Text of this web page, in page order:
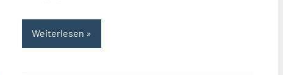
Weiterlesen